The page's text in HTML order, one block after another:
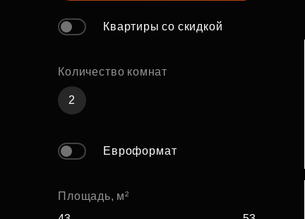
Квартиры со скидкой
Количество комнат
2
Евроформат
Площадь, м²